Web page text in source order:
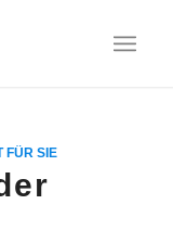
FÜR SIE